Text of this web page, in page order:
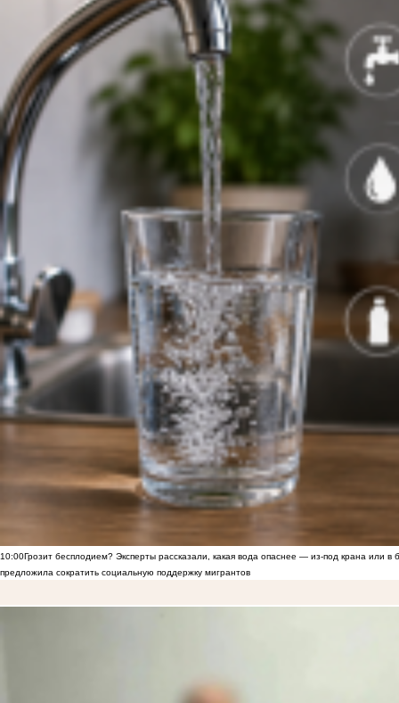
10:00Грозит бесплодием? Эксперты рассказали, какая вода опаснее — из-под крана или в
предложила сократить социальную поддержку мигрантов